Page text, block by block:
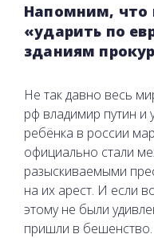
Напомним, что
«ударить по
зданиям
Не так давно весь
рф владимир путин
ребёнка в россии
официально стали
разыскиваемыми
на их арест. И если
этому не были
пришли в бешенство.